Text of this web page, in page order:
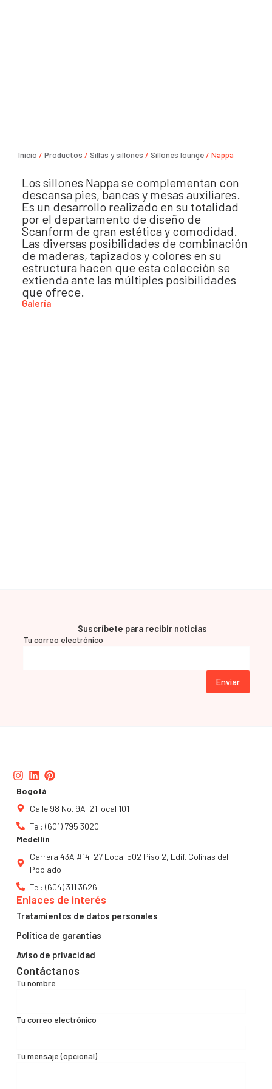
Inicio / Productos / Sillas y sillones / Sillones lounge/ Nappa
Los sillones Nappa se complementan con
descansa pies, bancas y mesas auxiliares.
Es un desarrollo realizado en su totalidad
por el departamento de diseño de
Scanform de gran estética y comodidad.
Las diversas posibilidades de combinación
de maderas, tapizados y colores en su
estructura hacen que esta colección se
extienda ante las múltiples posibilidades
que ofrece.
Galería
Suscríbete para recibir noticias
Tu correo electrónico
Enviar
Instagram
LinkedinPinterest
Bogotá
Calle 98 No. 9A-21 local 101
Tel: (601) 795 3020
Medellín
Carrera 43A #14-27 Local 502 Piso 2, Edif. Colinas del
Poblado
Tel: (604) 311 3626
Contáctanos
Tu nombre
Tu correo electrónico
Tu mensaje (opcional)
Enlaces de interés
Tratamientos de datos personales
Política de garantías
Aviso de privacidad